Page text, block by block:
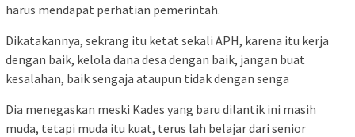
harus mendapat perhatian pemerintah.
Dikatakannya, sekrang itu ketat sekali APH, karena itu kerja
dengan baik, kelola dana desa dengan baik, jangan buat
kesalahan, baik sengaja ataupun tidak dengan senga
Dia menegaskan meski Kades yang baru dilantik ini masih
muda, tetapi muda itu kuat, terus lah belajar dari senior